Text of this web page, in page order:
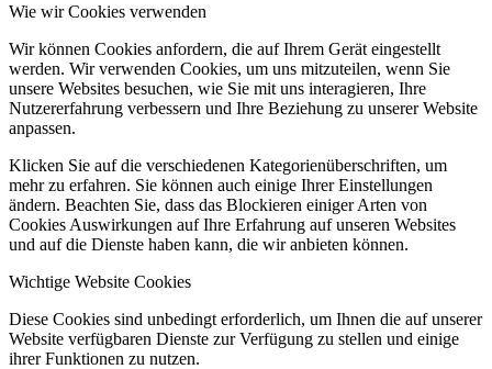
Wie wir Cookies verwenden
Wir können Cookies anfordern, die auf Ihrem Gerät eingestellt
werden. Wir verwenden Cookies, um uns mitzuteilen, wenn Sie
unsere Websites besuchen, wie Sie mit uns interagieren, Ihre
Nutzererfahrung verbessern und Ihre Beziehung zu unserer Website
anpassen.
Klicken Sie auf die verschiedenen Kategorienüberschriften, um
mehr zu erfahren. Sie können auch einige Ihrer Einstellungen
ändern. Beachten Sie, dass das Blockieren einiger Arten von
Cookies Auswirkungen auf Ihre Erfahrung auf unseren Websites
und auf die Dienste haben kann, die wir anbieten können.
Wichtige Website Cookies
Diese Cookies sind unbedingt erforderlich, um Ihnen die auf unserer
Website verfügbaren Dienste zur Verfügung zu stellen und einige
ihrer Funktionen zu nutzen.